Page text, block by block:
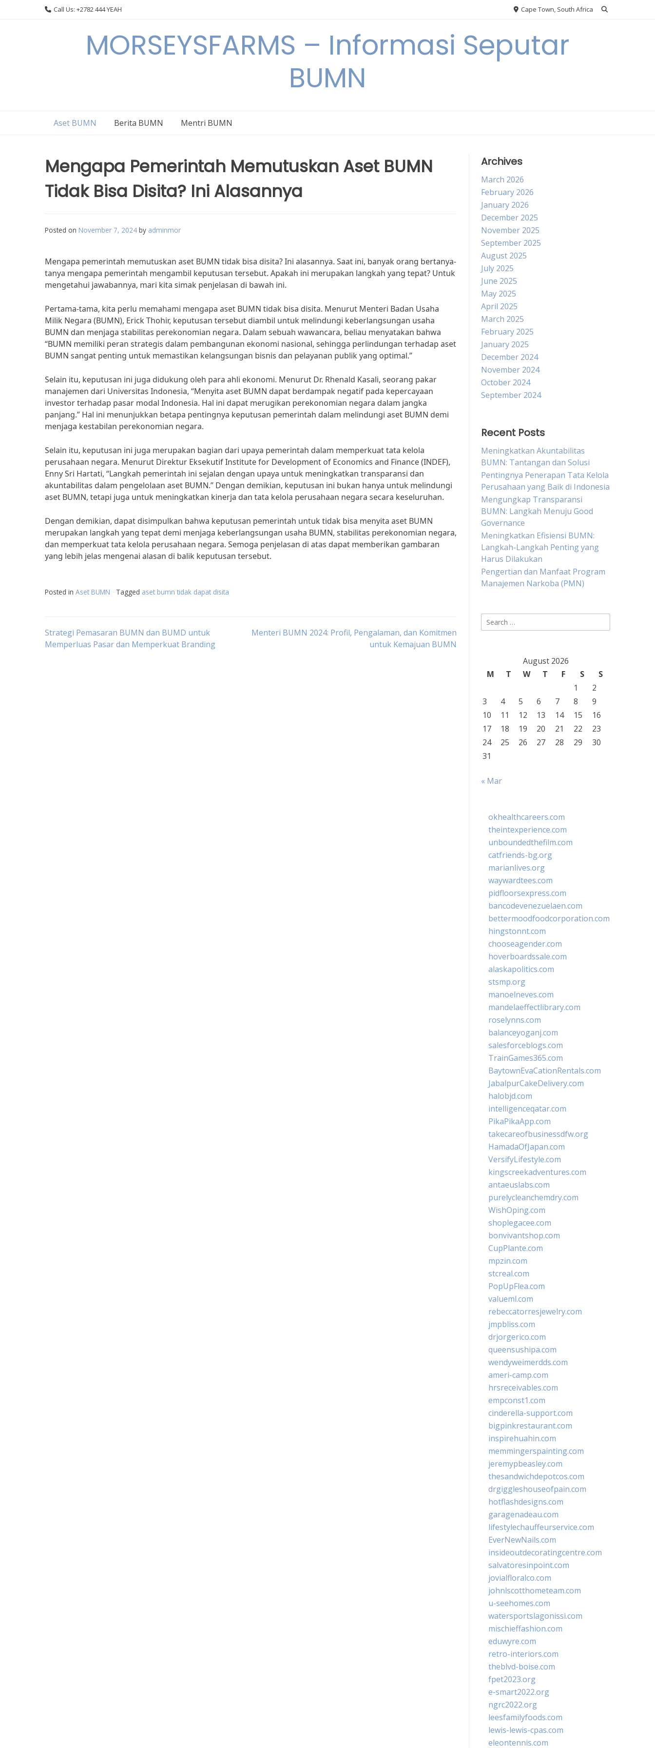
Call Us: +2782 444 YEAH Cape Town, South Africa
MORSEYSFARMS – Informasi Seputar
BUMN
Aset BUMN Berita BUMN Mentri BUMN
Mengapa Pemerintah Memutuskan Aset BUMN
Tidak Bisa Disita? Ini Alasannya
Posted on November 7, 2024 by adminmor
Mengapa pemerintah memutuskan aset BUMN tidak bisa disita? Ini alasannya. Saat ini, banyak orang bertanya-
tanya mengapa pemerintah mengambil keputusan tersebut. Apakah ini merupakan langkah yang tepat? Untuk
mengetahui jawabannya, mari kita simak penjelasan di bawah ini.
Pertama-tama, kita perlu memahami mengapa aset BUMN tidak bisa disita. Menurut Menteri Badan Usaha
Milik Negara (BUMN), Erick Thohir, keputusan tersebut diambil untuk melindungi keberlangsungan usaha
BUMN dan menjaga stabilitas perekonomian negara. Dalam sebuah wawancara, beliau menyatakan bahwa
“BUMN memiliki peran strategis dalam pembangunan ekonomi nasional, sehingga perlindungan terhadap aset
BUMN sangat penting untuk memastikan kelangsungan bisnis dan pelayanan publik yang optimal.”
Selain itu, keputusan ini juga didukung oleh para ahli ekonomi. Menurut Dr. Rhenald Kasali, seorang pakar
manajemen dari Universitas Indonesia, “Menyita aset BUMN dapat berdampak negatif pada kepercayaan
investor terhadap pasar modal Indonesia. Hal ini dapat merugikan perekonomian negara dalam jangka
panjang.” Hal ini menunjukkan betapa pentingnya keputusan pemerintah dalam melindungi aset BUMN demi
menjaga kestabilan perekonomian negara.
Selain itu, keputusan ini juga merupakan bagian dari upaya pemerintah dalam memperkuat tata kelola
perusahaan negara. Menurut Direktur Eksekutif Institute for Development of Economics and Finance (INDEF),
Enny Sri Hartati, “Langkah pemerintah ini sejalan dengan upaya untuk meningkatkan transparansi dan
akuntabilitas dalam pengelolaan aset BUMN.” Dengan demikian, keputusan ini bukan hanya untuk melindungi
aset BUMN, tetapi juga untuk meningkatkan kinerja dan tata kelola perusahaan negara secara keseluruhan.
Dengan demikian, dapat disimpulkan bahwa keputusan pemerintah untuk tidak bisa menyita aset BUMN
merupakan langkah yang tepat demi menjaga keberlangsungan usaha BUMN, stabilitas perekonomian negara,
dan memperkuat tata kelola perusahaan negara. Semoga penjelasan di atas dapat memberikan gambaran
yang lebih jelas mengenai alasan di balik keputusan tersebut.
Posted in Aset BUMN Tagged aset bumn tidak dapat disita
Post
Strategi Pemasaran BUMN dan BUMD untuk
Memperluas Pasar dan Memperkuat Branding
Menteri BUMN 2024: Profil, Pengalaman, dan Komitmen
untuk Kemajuan BUMN
Archives
March 2026
February 2026
January 2026
December 2025
November 2025
September 2025
August 2025
July 2025
June 2025
May 2025
April 2025
March 2025
February 2025
January 2025
December 2024
November 2024
October 2024
September 2024
Recent Posts
Meningkatkan Akuntabilitas
BUMN: Tantangan dan Solusi
Pentingnya Penerapan Tata Kelola
Perusahaan yang Baik di Indonesia
Mengungkap Transparansi
BUMN: Langkah Menuju Good
Governance
Meningkatkan Efisiensi BUMN:
Langkah-Langkah Penting yang
Harus Dilakukan
Pengertian dan Manfaat Program
Manajemen Narkoba (PMN)
Search
for:
August 2026
M
T W T F S
S
1
2
3
4 5 6 7 8
9
10
11 12 13 14 15
16
17
18 19 20 21 22
23
24
25 26 27 28 29
30
31
« Mar
okhealthcareers.com
theintexperience.com
unboundedthefilm.com
catfriends-bg.org
marianlives.org
waywardtees.com
pidfloorsexpress.com
bancodevenezuelaen.com
bettermoodfoodcorporation.com
hingstonnt.com
chooseagender.com
hoverboardssale.com
alaskapolitics.com
stsmp.org
manoelneves.com
mandelaeffectlibrary.com
roselynns.com
balanceyoganj.com
salesforceblogs.com
TrainGames365.com
BaytownEvaCationRentals.com
JabalpurCakeDelivery.com
halobjd.com
intelligenceqatar.com
PikaPikaApp.com
takecareofbusinessdfw.org
HamadaOfJapan.com
VersifyLifestyle.com
kingscreekadventures.com
antaeuslabs.com
purelycleanchemdry.com
WishOping.com
shoplegacee.com
bonvivantshop.com
CupPlante.com
mpzin.com
stcreal.com
PopUpFlea.com
valueml.com
rebeccatorresjewelry.com
jmpbliss.com
drjorgerico.com
queensushipa.com
wendyweimerdds.com
ameri-camp.com
hrsreceivables.com
empconst1.com
cinderella-support.com
bigpinkrestaurant.com
inspirehuahin.com
memmingerspainting.com
jeremypbeasley.com
thesandwichdepotcos.com
drgiggleshouseofpain.com
hotflashdesigns.com
garagenadeau.com
lifestylechauffeurservice.com
EverNewNails.com
insideoutdecoratingcentre.com
salvatoresinpoint.com
jovialfloralco.com
johnlscotthometeam.com
u-seehomes.com
watersportslagonissi.com
mischieffashion.com
eduwyre.com
retro-interiors.com
theblvd-boise.com
fpet2023.org
e-smart2022.org
ngrc2022.org
leesfamilyfoods.com
lewis-lewis-cpas.com
eleontennis.com